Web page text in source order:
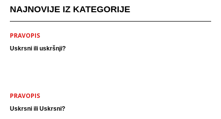
NAJNOVIJE IZ KATEGORIJE
PRAVOPIS
Uskrsni ili uskršnji?
PRAVOPIS
Uskrsni ili Uskrsni?